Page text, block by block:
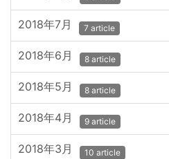
2018年7月 7 article
2018年6月 8 article
2018年5月 8 article
2018年4月 9 article
2018年3月 10 article